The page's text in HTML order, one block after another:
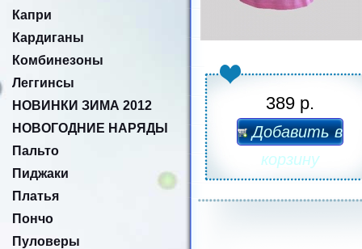
Капри
Кардиганы
Комбинезоны
Леггинсы
НОВИНКИ ЗИМА 2012
НОВОГОДНИЕ НАРЯДЫ
Пальто
Пиджаки
Платья
Пончо
Пуловеры
389 р.
Добавить в
корзину